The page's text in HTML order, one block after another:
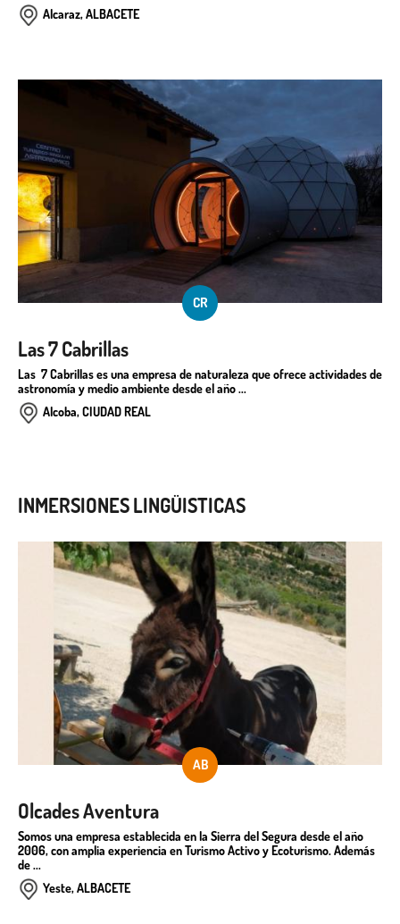
Alcaraz, ALBACETE
CR
Las 7 Cabrillas
Las 7 Cabrillas es una empresa de naturaleza que ofrece actividades de
astronomía y medio ambiente desde el año ...
Alcoba, CIUDAD REAL
INMERSIONES LINGÜISTICAS
AB
Olcades Aventura
Somos una empresa establecida en la Sierra del Segura desde el año
2006, con amplia experiencia en Turismo Activo y Ecoturismo. Además
de ...
Yeste, ALBACETE